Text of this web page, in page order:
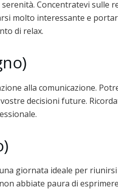
Concentratevi sulle
molto interessante e
di relax.
alla comunicazione.
decisioni future.
giornata ideale per
abbiate paura di